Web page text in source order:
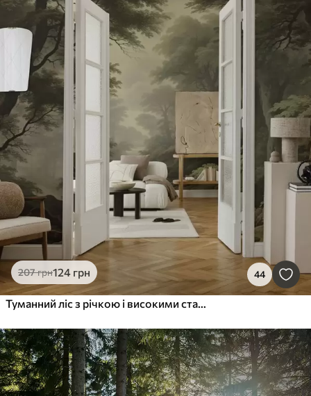
207грн124 грн 44
Туманний ліс з річкою і високими старовинними деревами